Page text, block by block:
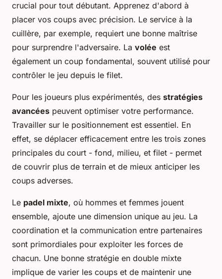
crucial pour tout débutant. Apprenez d'abord à
placer vos coups avec précision. Le service à la
cuillère, par exemple, requiert une bonne maîtrise
pour surprendre l'adversaire. La volée est
également un coup fondamental, souvent utilisé pour
contrôler le jeu depuis le filet.
Pour les joueurs plus expérimentés, des stratégies
avancées peuvent optimiser votre performance.
Travailler sur le positionnement est essentiel. En
effet, se déplacer efficacement entre les trois zones
principales du court - fond, milieu, et filet - permet
de couvrir plus de terrain et de mieux anticiper les
coups adverses.
Le padel mixte, où hommes et femmes jouent
ensemble, ajoute une dimension unique au jeu. La
coordination et la communication entre partenaires
sont primordiales pour exploiter les forces de
chacun. Une bonne stratégie en double mixte
implique de varier les coups et de maintenir une